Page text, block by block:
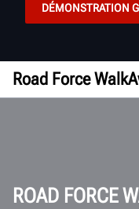
DÉMONSTRATION
Road Force
Innovation
ROAD FORCE